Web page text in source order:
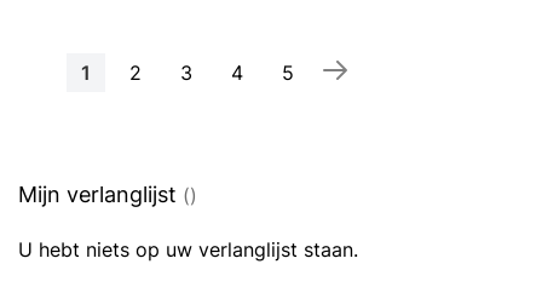
Pagina
U
pagina
1 Pagina
2 Pagina
3 Pagina
4 Pagina
5
Mijn verlanglijst
U hebt niets op uw verlanglijst staan.